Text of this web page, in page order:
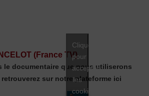
(France TV)
le documentaire que nous utiliserons
sur notre plateforme ici
Cliquez
pour
accepter
les
cookies